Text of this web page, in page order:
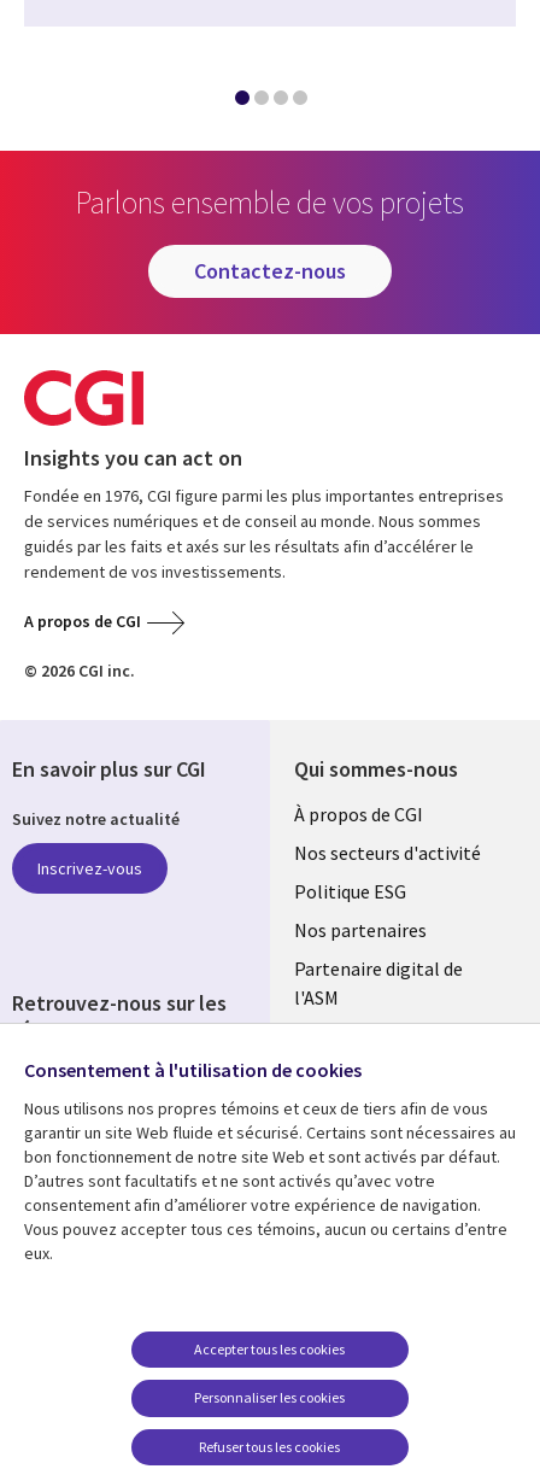
Parlons ensemble de vos projets
contactez-nous
Insights you can act on
Fondée en 1976, CGI figure parmi les plus importantes entreprises
de services numériques et de conseil au monde. Nous sommes
guidés par les faits et axés sur les résultats afin d’accélérer le
rendement de vos investissements.
A propos de CGI
© 2026 CGI inc.
Qui sommes-nous
Useful
links
FRANCE
À propos de CGI
Nos secteurs d'activité
Politique ESG
Nos partenaires
Partenaire digital de
l'ASM
Fusions
Ressources
Library
Links
Articles
Blog
Support
Legal
Accessibilité
conditions juridiques
FAQ Carrières
Centre de gestion des
témoins
En savoir plus sur CGI
Suivez notre actualité
Inscrivez-vous
Retrouvez-nous sur les
réseaux
Social
Media
FRANCE
Consentement à l'utilisation de cookies
Nous utilisons nos propres témoins et ceux de tiers afin de vous
garantir un site Web fluide et sécurisé. Certains sont nécessaires au
bon fonctionnement de notre site Web et sont activés par défaut.
D’autres sont facultatifs et ne sont activés qu’avec votre
consentement afin d’améliorer votre expérience de navigation.
Vous pouvez accepter tous ces témoins, aucun ou certains d’entre
eux.
Personnaliser les cookies
Accepter tous les cookies
Refuser tous les cookies